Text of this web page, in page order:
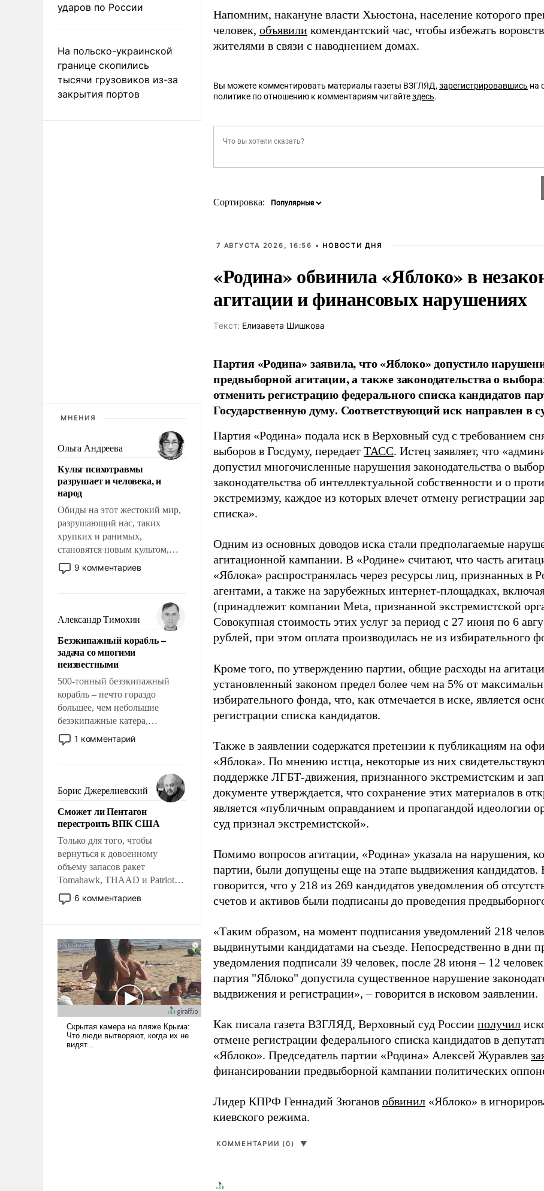
ударов по России
На польско-украинской
границе скопились
тысячи грузовиков из-за
закрытия портов
МНЕНИЯ
Ольга Андреева
Культ психотравмы
разрушает и человека, и
народ
Обиды на этот жестокий мир,
разрушающий нас, таких
хрупких и ранимых,
становятся новым культом,
постепенно вытесняя и
отменяя традиционное
мужественным и твердым под
ударами судьбы, брать на себя
ответственность, помогать
слабым, идти вперед и
адаптироваться.
9 комментариев
Александр Тимохин
Безэкипажный корабль –
задача со многими
неизвестными
500-тонный безэкипажный
корабль – нечто гораздо
большее, чем небольшие
безэкипажные катера,
применение которых уже
стало обыденностью. Задача по
сложна и амбициозна. Однако
и ее реализация радикально
поднимет наши боевые
возможности.
1 комментарий
Борис Джерелиевский
Сможет ли Пентагон
перестроить ВПК США
Только для того, чтобы
вернуться к довоенному
объему запасов ракет
Tomahawk, THAAD и Patriot
США потребуется более трех
лет. Даже небольшая война с
Сложившаяся ситуация
означает многолетний период
уязвимости США, например,
перед Китаем.
6 комментариев
Напомним, накануне власти Хьюстона, население которого
человек, объявили комендантский час, чтобы избежать
жителями в связи с наводнением домах.
Вы можете комментировать материалы газеты ВЗГЛЯД, зарегистрировавшись на
политике по отношению к комментариям читайтездесь.
Сортировка:
7 АВГУСТА 2026, 16:56 • НОВОСТИ ДНЯ
«Родина» обвинила «Яблоко» в
агитации и финансовых нарушениях
Tекст: Елизавета Шишкова
Партия «Родина» заявила, что «Яблоко» допустило
предвыборной агитации, а также законодательства о
отменить регистрацию федерального списка кандидатов
Государственную думу. Соответствующий иск направлен в
Партия «Родина» подала иск в Верховный суд с требованием
выборов в Госдуму, передает ТАСС. Истец заявляет, что
допустил многочисленные нарушения законодательства о
законодательства об интеллектуальной собственности и о
экстремизму, каждое из которых влечет отмену регистрации
списка».
Одним из основных доводов иска стали предполагаемые
агитационной кампании. В «Родине» считают, что часть
«Яблока» распространялась через ресурсы лиц, признанных в
агентами, а также на зарубежных интернет-площадках,
(принадлежит компании Meta, признанной экстремистской
Совокупная стоимость этих услуг за период с 27 июня по 6
рублей, при этом оплата производилась не из избирательного
Кроме того, по утверждению партии, общие расходы на
установленный законом предел более чем на 5% от
избирательного фонда, что, как отмечается в иске, является
регистрации списка кандидатов.
Также в заявлении содержатся претензии к публикациям на
«Яблока». По мнению истца, некоторые из них
поддержке ЛГБТ-движения, признанного экстремистским и
документе утверждается, что сохранение этих материалов в
является «публичным оправданием и пропагандой идеологии
суд признал экстремистской».
Помимо вопросов агитации, «Родина» указала на нарушения,
партии, были допущены еще на этапе выдвижения кандидатов.
говорится, что у 218 из 269 кандидатов уведомления об
счетов и активов были подписаны до проведения
«Таким образом, на момент подписания уведомлений 218
выдвинутыми кандидатами на съезде. Непосредственно в дни
уведомления подписали 39 человек, после 28 июня – 12
партия "Яблоко" допустила существенное нарушение
выдвижения и регистрации», – говорится в исковом заявлении.
Как писала газета ВЗГЛЯД, Верховный суд России получил
отмене регистрации федерального списка кандидатов в
«Яблоко». Председатель партии «Родина» Алексей Журавлев
финансировании предвыборной кампании политических
Лидер КПРФ Геннадий Зюганов обвинил «Яблоко» в
киевского режима.
КОММЕНТАРИИ (0) ▼